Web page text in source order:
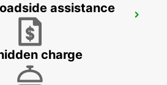
assistance
charge